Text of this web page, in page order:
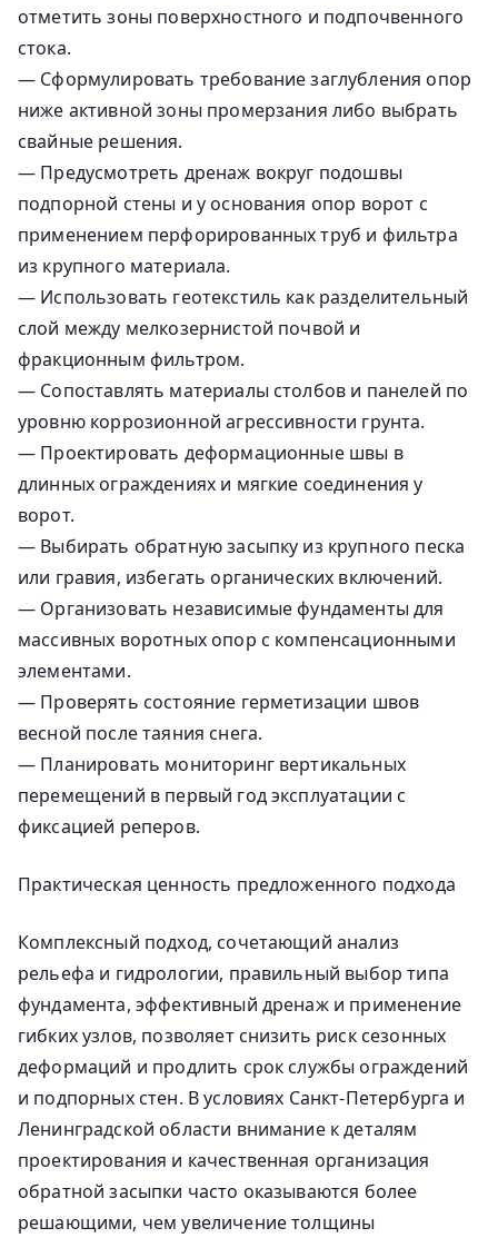
отметить зоны поверхностного и подпочвенного
стока.
— Сформулировать требование заглубления опор
ниже активной зоны промерзания либо выбрать
свайные решения.
— Предусмотреть дренаж вокруг подошвы
подпорной стены и у основания опор ворот с
применением перфорированных труб и фильтра
из крупного материала.
— Использовать геотекстиль как разделительный
слой между мелкозернистой почвой и
фракционным фильтром.
— Сопоставлять материалы столбов и панелей по
уровню коррозионной агрессивности грунта.
— Проектировать деформационные швы в
длинных ограждениях и мягкие соединения у
ворот.
— Выбирать обратную засыпку из крупного песка
или гравия, избегать органических включений.
— Организовать независимые фундаменты для
массивных воротных опор с компенсационными
элементами.
— Проверять состояние герметизации швов
весной после таяния снега.
— Планировать мониторинг вертикальных
перемещений в первый год эксплуатации с
фиксацией реперов.
Практическая ценность предложенного подхода
Комплексный подход, сочетающий анализ
рельефа и гидрологии, правильный выбор типа
фундамента, эффективный дренаж и применение
гибких узлов, позволяет снизить риск сезонных
деформаций и продлить срок службы ограждений
и подпорных стен. В условиях Санкт‑Петербурга и
Ленинградской области внимание к деталям
проектирования и качественная организация
обратной засыпки часто оказываются более
решающими, чем увеличение толщины